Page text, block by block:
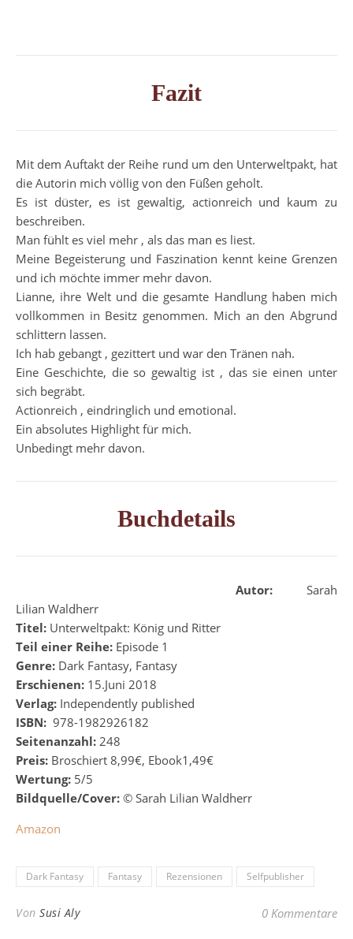
Fazit
Mit dem Auftakt der Reihe rund um den Unterweltpakt, hat
die Autorin mich völlig von den Füßen geholt.
Es ist düster, es ist gewaltig, actionreich und kaum zu
beschreiben.
Man fühlt es viel mehr , als das man es liest.
Meine Begeisterung und Faszination kennt keine Grenzen
und ich möchte immer mehr davon.
Lianne, ihre Welt und die gesamte Handlung haben mich
vollkommen in Besitz genommen. Mich an den Abgrund
schlittern lassen.
Ich hab gebangt , gezittert und war den Tränen nah.
Eine Geschichte, die so gewaltig ist , das sie einen unter
sich begräbt.
Actionreich , eindringlich und emotional.
Ein absolutes Highlight für mich.
Unbedingt mehr davon.
Buchdetails
Autor: Sarah
Lilian Waldherr
Titel: Unterweltpakt: König und Ritter
Teil einer Reihe: Episode 1
Genre: Dark Fantasy, Fantasy
Erschienen: 15.Juni 2018
Verlag: Independently published
ISBN: 978-1982926182
Seitenanzahl: 248
Preis: Broschiert 8,99€, Ebook1,49€
Wertung: 5/5
Bildquelle/Cover: © Sarah Lilian Waldherr
Amazon
Dark Fantasy Fantasy Rezensionen Selfpublisher
Von Susi Aly 0 Kommentare